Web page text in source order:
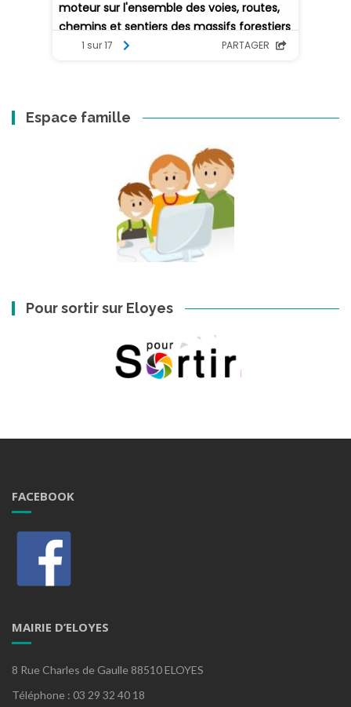
Espace famille
Pour sortir sur Eloyes
FACEBOOK
MAIRIE D’ELOYES
8 Rue Charles de Gaulle 88510 ELOYES
Téléphone : 03 29 32 40 18